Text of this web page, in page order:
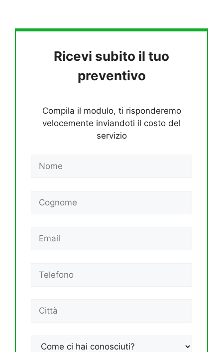
Ricevi subito il tuo
preventivo
Compila il modulo, ti risponderemo
velocemente inviandoti il costo del
servizio